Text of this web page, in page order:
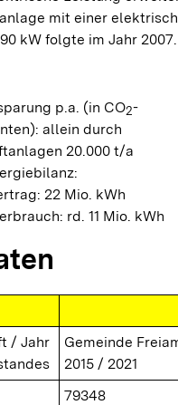
mit einer
kW folgte im Jahr 2007.
p.a. (in CO2-
allein durch
20.000 t/a
22 Mio. kWh
rd. 11 Mio. kWh
/ Jahr
Gemeinde
2015 / 2021
79348